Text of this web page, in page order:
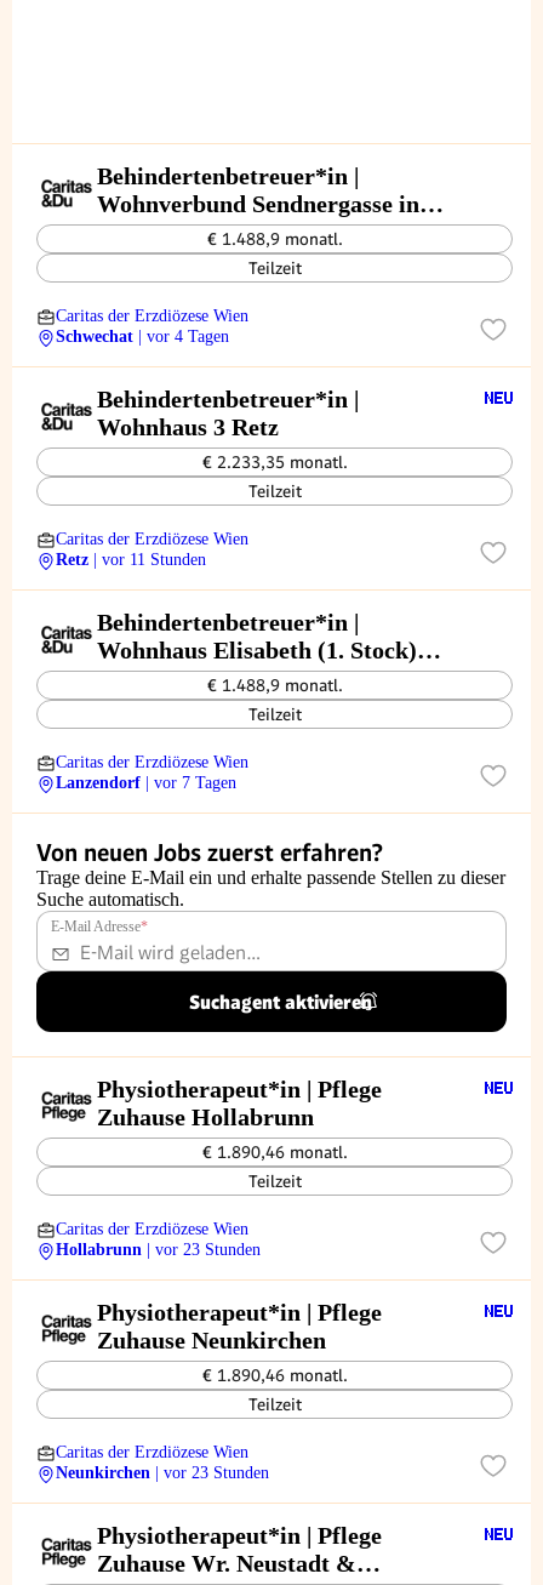
Behindertenbetreuer*in |
Wohnverbund Sendnergasse in
Schwechat€ 1.488,9 monatl.
Teilzeit
Caritas der Erzdiözese Wien
Schwechat
| vor 4 Tagen
Behindertenbetreuer*in |
Wohnhaus 3 Retz
€ 2.233,35 monatl.
Teilzeit
Caritas der Erzdiözese Wien
Retz
| vor 11 Stunden
Behindertenbetreuer*in |
Wohnhaus Elisabeth (1. Stock)
Lanzendorf€ 1.488,9 monatl.
Teilzeit
Caritas der Erzdiözese Wien
Lanzendorf
| vor 7 Tagen
Von neuen Jobs zuerst erfahren?
Trage deine E-Mail ein und erhalte passende Stellen zu dieser
Suche automatisch.
E-Mail Adresse*
Suchagent aktivieren
Physiotherapeut*in | Pflege
Zuhause Hollabrunn
€ 1.890,46 monatl.
Teilzeit
Caritas der Erzdiözese Wien
Hollabrunn
| vor 23 Stunden
Physiotherapeut*in | Pflege
Zuhause Neunkirchen
€ 1.890,46 monatl.
Teilzeit
Caritas der Erzdiözese Wien
Neunkirchen
| vor 23 Stunden
Physiotherapeut*in | Pflege
Zuhause Wr. Neustadt &